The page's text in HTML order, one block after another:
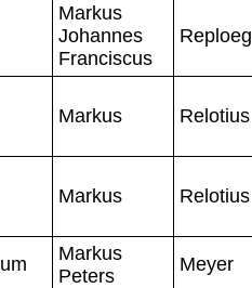
Markus
Johannes
Franciscus
Reploeg
Markus Relotius
Markus Relotius
Markus
Peters
Meyer